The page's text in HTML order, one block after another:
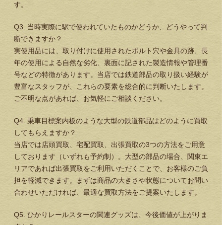
す。
Q3. 当時実際に駅で使われていたものかどうか、どうやって判
断できますか？
実使用品には、取り付けに使用されたボルト穴や金具の跡、長
年の使用による自然な劣化、裏面に記された製造情報や管理番
号などの特徴があります。当店では鉄道部品の取り扱い経験が
豊富なスタッフが、これらの要素を総合的に判断いたします。
ご不明な点があれば、お気軽にご相談ください。
Q4. 乗車目標案内板のような大型の鉄道部品はどのように買取
してもらえますか？
当店では店頭買取、宅配買取、出張買取の3つの方法をご用意
しております（いずれも予約制）。大型の部品の場合、関東エ
リアであれば出張買取をご利用いただくことで、お客様のご負
担を軽減できます。まずは商品の大きさや状態についてお問い
合わせいただければ、最適な買取方法をご提案いたします。
Q5. ひかりレールスターの関連グッズは、今後価値が上がりま